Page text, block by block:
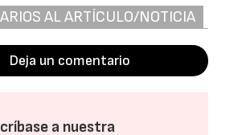
AL ARTÍCULO/NOTICIA
Deja un comentario
a nuestra